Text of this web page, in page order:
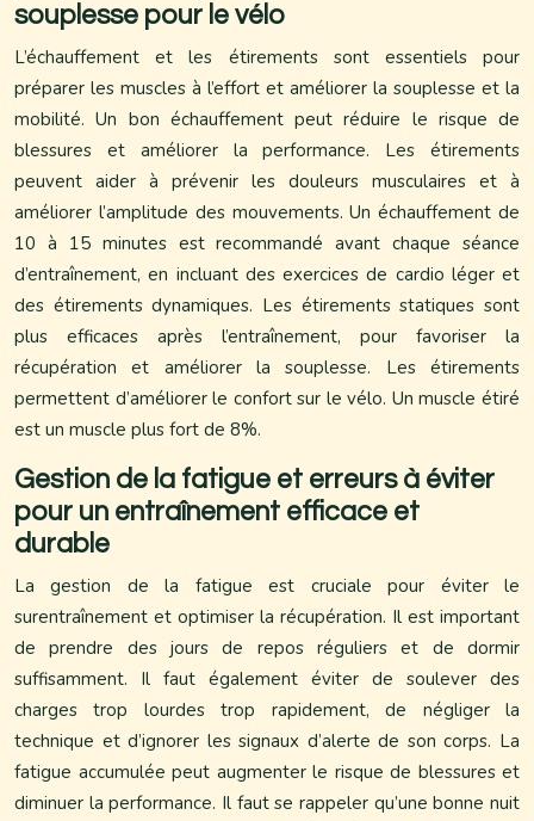
souplesse pour le vélo
L’échauffement et les étirements sont essentiels pour
préparer les muscles à l’effort et améliorer la souplesse et la
mobilité. Un bon échauffement peut réduire le risque de
blessures et améliorer la performance. Les étirements
peuvent aider à prévenir les douleurs musculaires et à
améliorer l’amplitude des mouvements. Un échauffement de
10 à 15 minutes est recommandé avant chaque séance
d’entraînement, en incluant des exercices de cardio léger et
des étirements dynamiques. Les étirements statiques sont
plus efficaces après l’entraînement, pour favoriser la
récupération et améliorer la souplesse. Les étirements
permettent d’améliorer le confort sur le vélo. Un muscle étiré
est un muscle plus fort de 8%.
Gestion de la fatigue et erreurs à éviter
pour un entraînement efficace et
durable
La gestion de la fatigue est cruciale pour éviter le
surentraînement et optimiser la récupération. Il est important
de prendre des jours de repos réguliers et de dormir
suffisamment. Il faut également éviter de soulever des
charges trop lourdes trop rapidement, de négliger la
technique et d’ignorer les signaux d’alerte de son corps. La
fatigue accumulée peut augmenter le risque de blessures et
diminuer la performance. Il faut se rappeler qu’une bonne nuit